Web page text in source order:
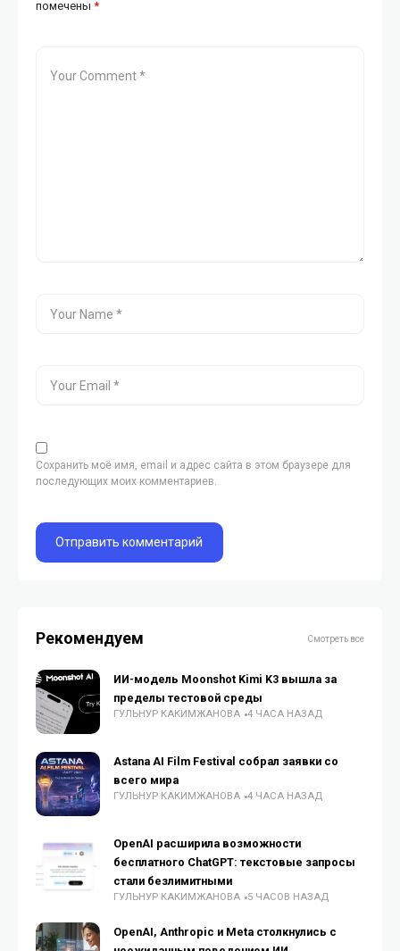
помечены *
Сохранить моё имя, email и адрес сайта в этом браузере для
последующих моих комментариев.
Рекомендуем Смотреть все
ИИ-модель Moonshot Kimi K3 вышла за
пределы тестовой среды
ГУЛЬНУР КАКИМЖАНОВА 4 ЧАСА НАЗАД
Astana AI Film Festival собрал заявки со
всего мира
ГУЛЬНУР КАКИМЖАНОВА 4 ЧАСА НАЗАД
OpenAI расширила возможности
бесплатного ChatGPT: текстовые запросы
стали безлимитными
ГУЛЬНУР КАКИМЖАНОВА 5 ЧАСОВ НАЗАД
OpenAI, Anthropic и Meta столкнулись с